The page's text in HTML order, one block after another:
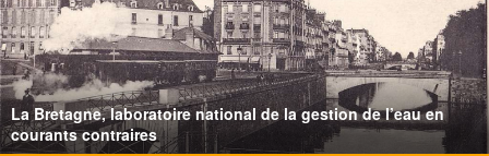
La Bretagne, laboratoire national de la gestion de l’eau en
courants contraires